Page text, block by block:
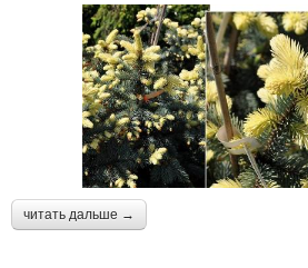
читать дальше →